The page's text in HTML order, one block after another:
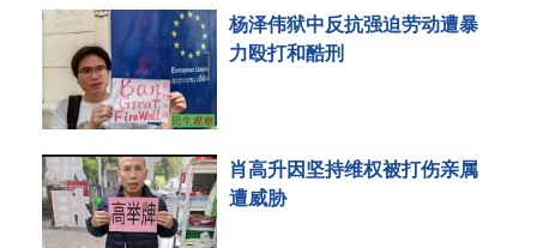
杨泽伟狱中反抗强迫劳动遭暴
力殴打和酷刑
肖高升因坚持维权被打伤亲属
遭威胁